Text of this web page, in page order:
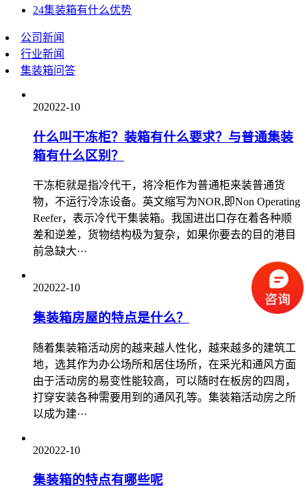
24集装箱有什么优势
公司新闻
行业新闻
集装箱问答
202022-10
什么叫干冻柜？装箱有什么要求？与普通集装
箱有什么区别？
干冻柜就是指冷代干，将冷柜作为普通柜来装普通货
物，不运行冷冻设备。英文缩写为NOR,即Non Operating
Reefer，表示冷代干集装箱。我国进出口存在着各种顺
差和逆差，货物结构极为复杂，如果你要去的目的港目
前急缺大···
202022-10
集装箱房屋的特点是什么？
随着集装箱活动房的越来越人性化，越来越多的建筑工
地，选其作为办公场所和居住场所，在采光和通风方面
由于活动房的易变性能较高，可以随时在板房的四周，
打穿安装各种需要用到的通风孔等。集装箱活动房之所
以成为建···
202022-10
集装箱的特点有哪些呢